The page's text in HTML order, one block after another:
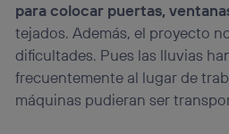
para colocar puertas,
tejados. Además, el proyecto
dificultades. Pues las lluvias
frecuentemente al lugar de
máquinas pudieran ser